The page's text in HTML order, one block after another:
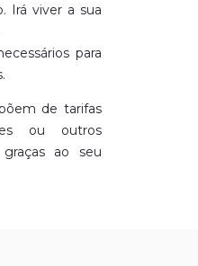
Irá viver a sua
para
de tarifas
ou outros
ao seu
e às